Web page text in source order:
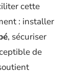
cette
: installer
, sécuriser
de